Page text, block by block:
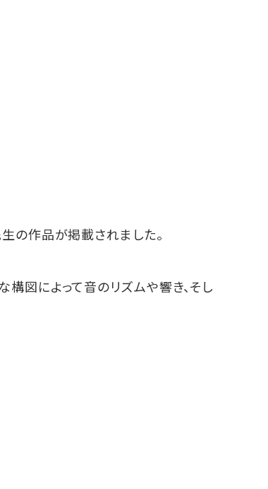
の作品が掲載されました。
図によって音のリズムや響き、そし